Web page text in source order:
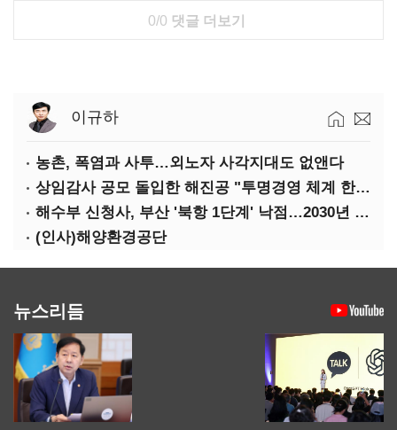
0/0 댓글 더보기
이규하
농촌, 폭염과 사투…외노자 사각지대도 없앤다
상임감사 공모 돌입한 해진공 "투명경영 체계 한층 강화"
해수부 신청사, 부산 '북항 1단계' 낙점…2030년 완공 목표
(인사)해양환경공단
뉴스리듬